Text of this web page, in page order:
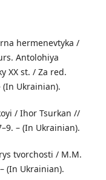
hermenevtyka /
Antolohiya
XX st. / Za red.
(In Ukrainian).
/ Ihor Tsurkan //
– (In Ukrainian).
tvorchosti / M.M.
(In Ukrainian).